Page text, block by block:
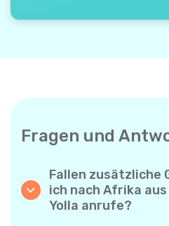
Fragen und
Fallen zusätzliche
ich nach Afrika
Yolla anrufe?